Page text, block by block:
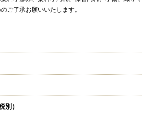
ご了承お願いいたします。
別）